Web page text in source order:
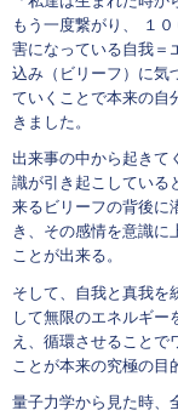
もう一度繋がり、 １
害になっている自我＝
込み（ビリーフ）に気
ていくことで本来の自
きました。
出来事の中から起きて
識が引き起こしている
来るビリーフの背後に
き、その感情を意識に
ことが出来る。
そして、自我と真我を
して無限のエネルギー
え、循環させることで
ことが本来の究極の目
量子力学から見た時、